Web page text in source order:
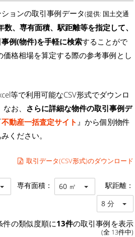
ョンの取引事例データ(提供: 国土交通
数、専有面積、駅距離等を指定して、
例(物件)を手軽に検索することがで
格相場を算定する際の参考事例とし
等で利用可能なCSV形式でダウンロ
お、 さらに詳細な物件の取引事例デ
不動産一括査定サイト 』から個別物件
ください。
取引データ(CSV形式)のダウンロード
専有面積： 60 ㎡ 駅距離：
8 分
件の類似度順に13件の取引事例を表示
(全 13件中)